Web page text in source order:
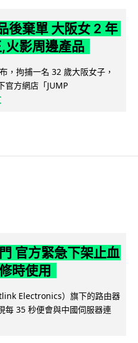
後棄單 大阪女 2 年
火影周邊產品
，拘捕一名 32 歲大阪女子，
官方網店「JUMP
官方緊急下架止血
時使用
Electronics）旗下的路由器
每 35 秒便會與中國伺服器連